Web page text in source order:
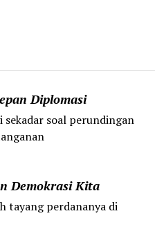
Diplomasi
soal perundingan
Demokrasi Kita
tayang perdananya di